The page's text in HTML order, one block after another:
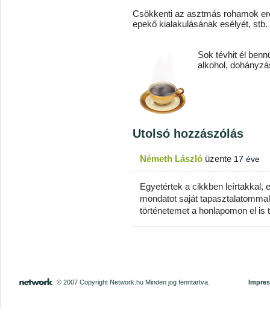
Csökkenti az asztmás rohamok
epekő kialakulásának esélyét, stb.
Sok tévhit él
alkohol,
Utolsó hozzászólás
Németh László üzente 17 éve
Egyetértek a cikkben leírtakkal,
mondatot saját
történetemet a honlapomon el
© 2007 Copyright Network.hu Minden jog fenntartva.